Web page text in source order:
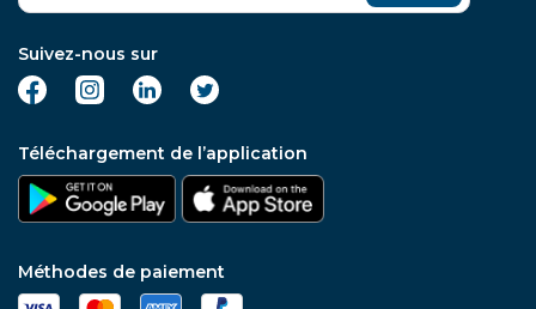
Suivez-nous sur
Téléchargement de l’application
Méthodes de paiement